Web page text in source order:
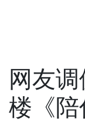
网友
楼《陪